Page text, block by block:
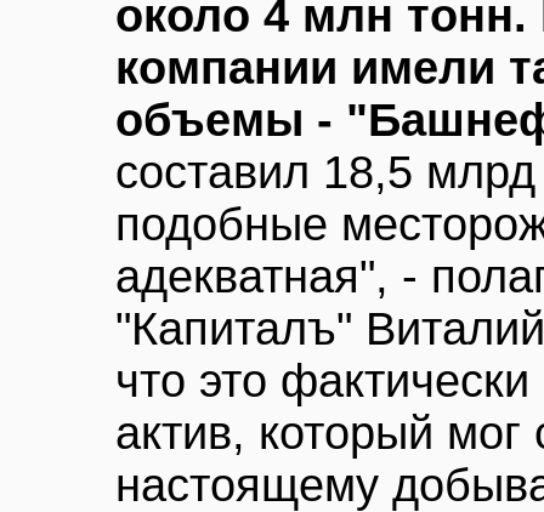
около 4 млн
компании имели
объемы -
составил 18,5
подобные
адекватная", -
"Капиталъ"
что это
актив, который
настоящему